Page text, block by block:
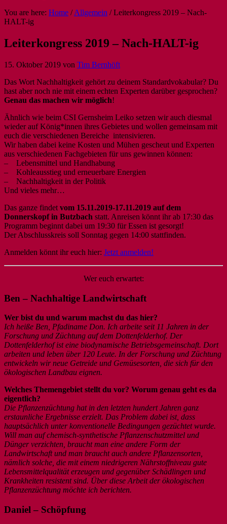
You are here: Home / Allgemein /Leiterkongress 2019 – Nach-
HALT-ig
Leiterkongress 2019 – Nach-HALT-ig
15. Oktober 2019 von Tim Bernhöft
Das Wort Nachhaltigkeit gehört zu deinem Standardvokabular? Du
hast aber noch nie mit einem echten Experten darüber gesprochen?
Genau das machen wir möglich!
Ähnlich wie beim CSI Gernsheim Leiko setzen wir auch diesmal
wieder auf König*innen ihres Gebietes und wollen gemeinsam mit
euch die verschiedenen Bereiche intensivieren.
Wir haben dabei keine Kosten und Mühen gescheut und Experten
aus verschiedenen Fachgebieten für uns gewinnen können:
–
Lebensmittel und Handhabung
–
Kohleausstieg und erneuerbare Energien
–
Nachhaltigkeit in der Politik
Und vieles mehr…
Das ganze findet vom 15.11.2019-17.11.2019 auf dem
Donnerskopf in Butzbach statt. Anreisen könnt ihr ab 17:30 das
Programm beginnt dabei um 19:30 für Essen ist gesorgt!
Der Abschlusskreis soll Sonntag gegen 14:00 stattfinden.
Anmelden könnt ihr euch hier: Jetzt anmelden!
Wer euch erwartet:
Ben – Nachhaltige Landwirtschaft
Wer bist du und warum machst du das hier?
Ich heiße Ben, Pfadiname Don. Ich arbeite seit 11 Jahren in der
Forschung und Züchtung auf dem Dottenfelderhof. Der
Dottenfelderhof ist eine biodynamische Betriebsgemeinschaft. Dort
arbeiten und leben über 120 Leute. In der Forschung und Züchtung
entwickeln wir neue Getreide und Gemüsesorten, die sich für den
ökologischen Landbau eignen.
Welches Themengebiet stellt du vor? Worum genau geht es da
eigentlich?
Die Pflanzenzüchtung hat in den letzten hundert Jahren ganz
erstaunliche Ergebnisse erzielt. Das Problem dabei ist, dass
hauptsächlich unter konventionelle Bedingungen gezüchtet wurde.
Will man auf chemisch-synthetische Pflanzenschutzmittel und
Dünger verzichten, braucht man eine andere Form der
Landwirtschaft und man braucht auch andere Pflanzensorten,
nämlich solche, die mit einem niedrigeren Nährstoffniveau gute
Lebensmittelqualität erzeugen und gegenüber Schädlingen und
Krankheiten resistent sind. Über diese Arbeit der ökologischen
Pflanzenzüchtung möchte ich berichten.
Daniel – Schöpfung